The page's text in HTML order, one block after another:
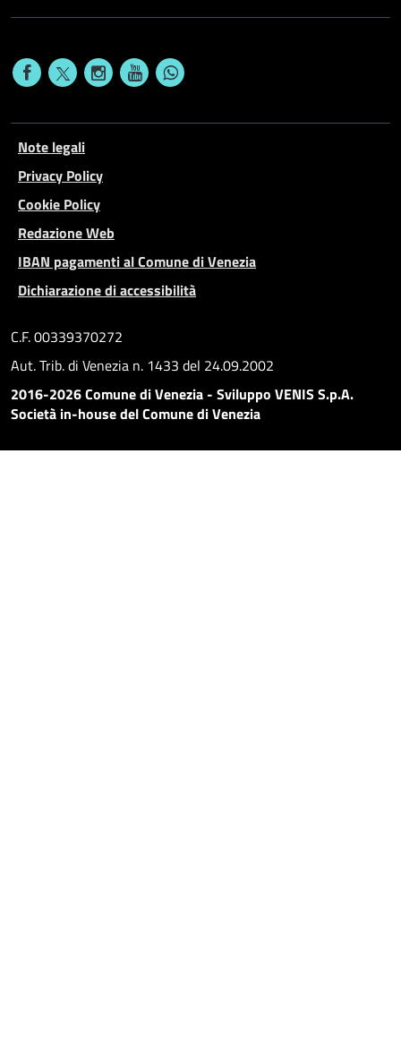
Note legali
Privacy Policy
Cookie Policy
Redazione Web
IBAN pagamenti al Comune di Venezia
Dichiarazione di accessibilità
C.F. 00339370272
Aut. Trib. di Venezia n. 1433 del 24.09.2002
2016-2026 Comune di Venezia - Sviluppo VENIS S.p.A.
Società in-house del Comune di Venezia